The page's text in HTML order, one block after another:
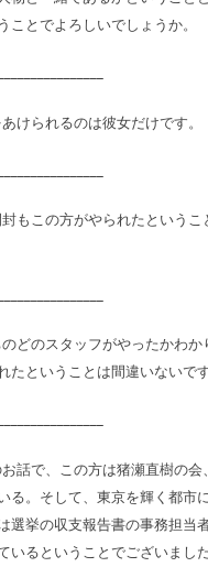
ことでよろしいでしょうか。
られるのは彼女だけです。
この方がやられたというこ
のスタッフがやったかわか
たということは間違いないです
で、この方は猪瀬直樹の会
る。そして、東京を輝く都市
選挙の収支報告書の事務担当
いるということでございまし